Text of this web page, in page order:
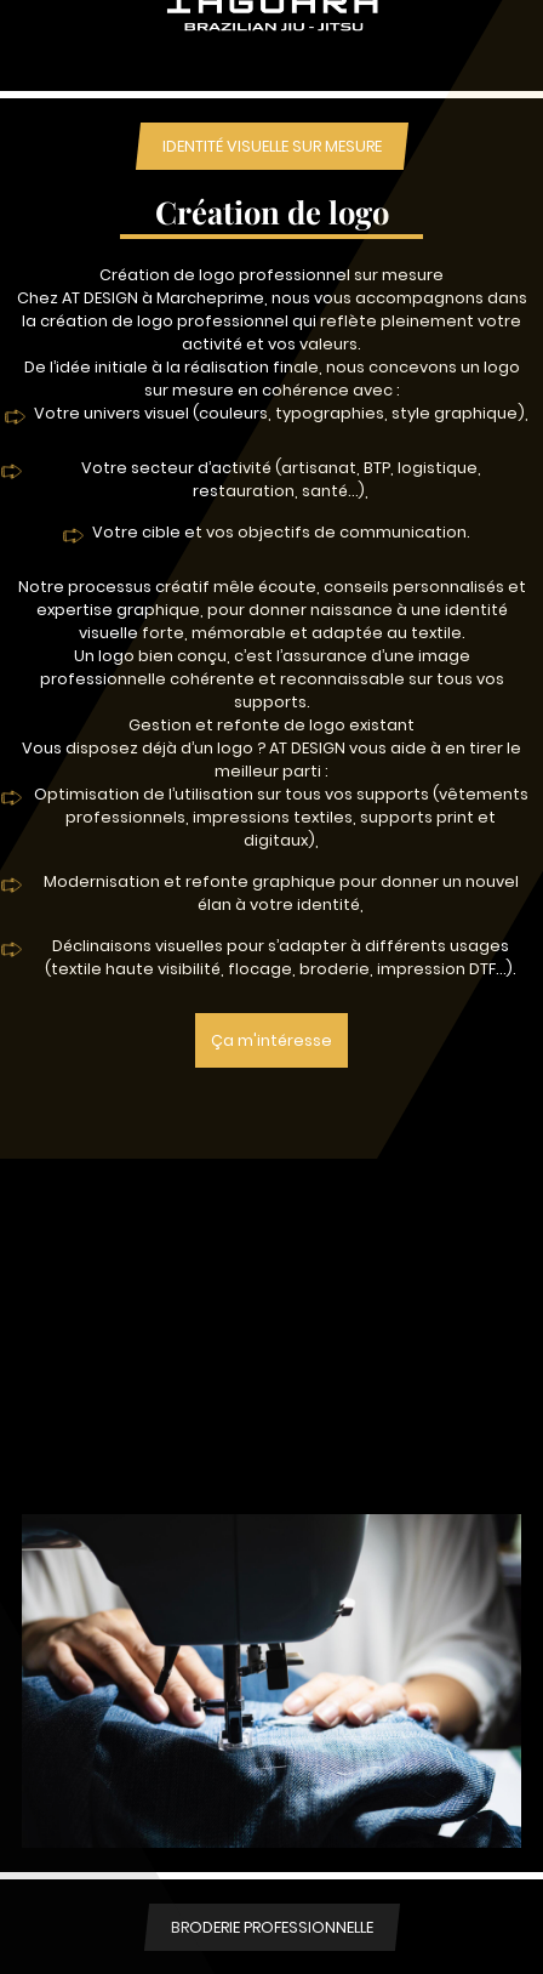
IDENTITÉ VISUELLE SUR MESURE
Création de logo
Création de logo professionnel sur mesure
Chez AT DESIGN à Marcheprime, nous vous accompagnons dans
la création de logo professionnel qui reflète pleinement votre
activité et vos valeurs.
De l’idée initiale à la réalisation finale, nous concevons un logo
sur mesure en cohérence avec :
Votre univers visuel (couleurs, typographies, style graphique),
Votre secteur d’activité (artisanat, BTP, logistique,
restauration, santé…),
Votre cible et vos objectifs de communication.
Notre processus créatif mêle écoute, conseils personnalisés et
expertise graphique, pour donner naissance à une identité
visuelle forte, mémorable et adaptée au textile.
Un logo bien conçu, c’est l’assurance d’une image
professionnelle cohérente et reconnaissable sur tous vos
supports.
Gestion et refonte de logo existant
Vous disposez déjà d’un logo ? AT DESIGN vous aide à en tirer le
meilleur parti :
Optimisation de l’utilisation sur tous vos supports (vêtements
professionnels, impressions textiles, supports print et
digitaux),
Modernisation et refonte graphique pour donner un nouvel
élan à votre identité,
Déclinaisons visuelles pour s’adapter à différents usages
(textile haute visibilité, flocage, broderie, impression DTF…).
Ça m'intéresse
BRODERIE PROFESSIONNELLE